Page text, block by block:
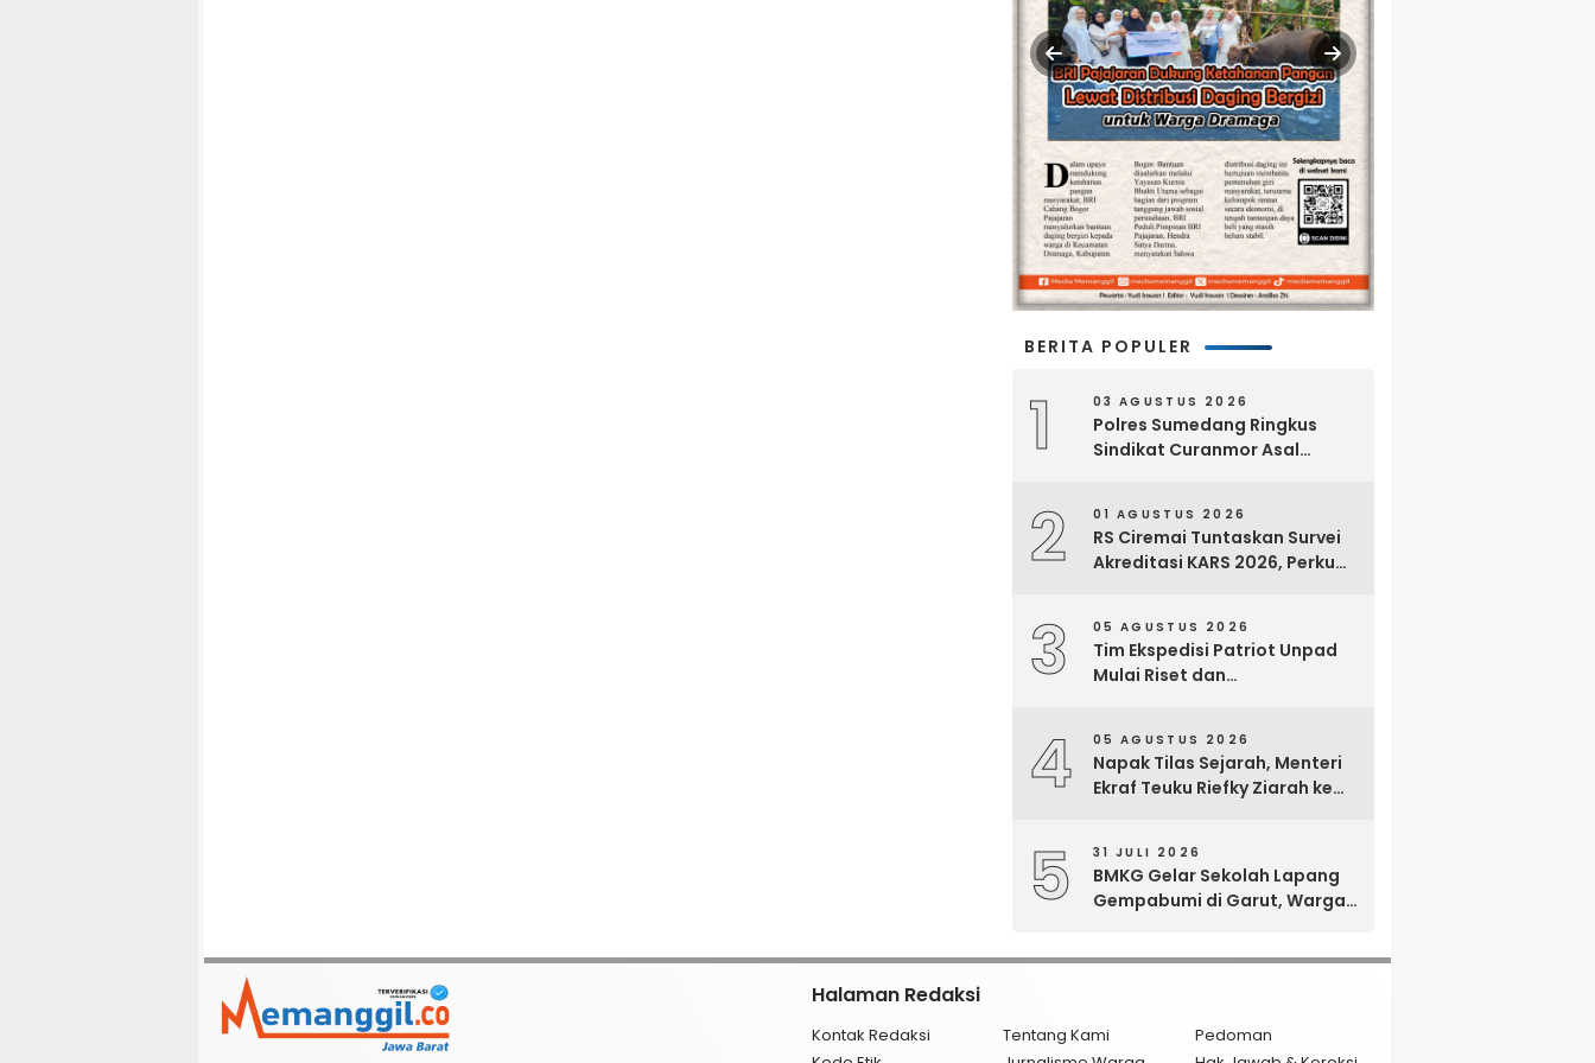
BERITA POPULER
1 03 AGUSTUS 2026
Polres Sumedang Ringkus
Sindikat Curanmor Asal
2 01 AGUSTUS 2026
RS Ciremai Tuntaskan Survei
Akreditasi KARS 2026, Perkuat
3 05 AGUSTUS 2026
Tim Ekspedisi Patriot Unpad
Mulai Riset dan
Tomage, Fakfak
4 05 AGUSTUS 2026
Napak Tilas Sejarah, Menteri
Ekraf Teuku Riefky Ziarah ke
5 31 JULI 2026
BMKG Gelar Sekolah Lapang
Gempabumi di Garut, Warga
Halaman Redaksi
Kontak Redaksi Tentang Kami
Pedoman